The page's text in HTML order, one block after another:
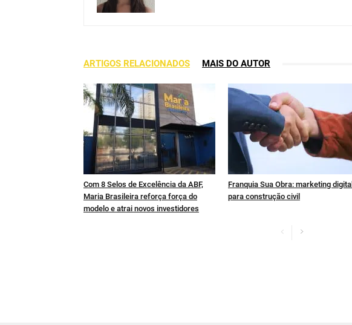
ARTIGOS RELACIONADOS MAIS DO AUTOR
Com 8 Selos de Excelência da ABF,
Maria Brasileira reforça força do
modelo e atrai novos investidores
Franquia Sua Obra: marketing digital
para construção civil